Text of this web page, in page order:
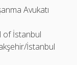
Avukatı
of İstanbul
İstanbul